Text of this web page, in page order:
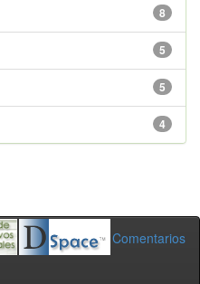
8
5
5
4
Comentarios